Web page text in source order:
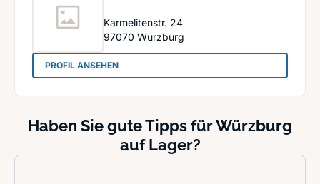
Karmelitenstr. 24
97070 Würzburg
PROFIL ANSEHEN: ENGEL & VÖLKERS Würzburg
Haben Sie gute Tipps für Würzburg
auf Lager?